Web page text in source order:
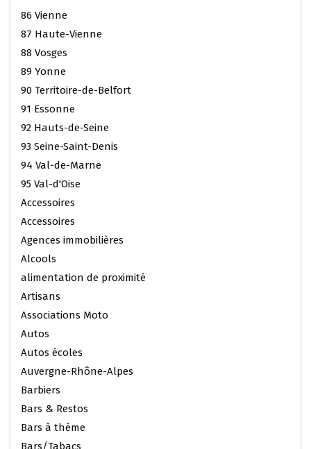
86 Vienne
87 Haute-Vienne
88 Vosges
89 Yonne
90 Territoire-de-Belfort
91 Essonne
92 Hauts-de-Seine
93 Seine-Saint-Denis
94 Val-de-Marne
95 Val-d'Oise
Accessoires
Accessoires
Agences immobilières
Alcools
alimentation de proximité
Artisans
Associations Moto
Autos
Autos écoles
Auvergne-Rhône-Alpes
Barbiers
Bars & Restos
Bars à thème
Bars/Tabacs